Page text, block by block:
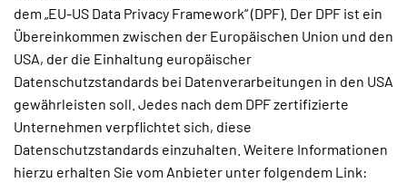
dem „EU-US Data Privacy Framework“ (DPF). Der DPF ist ein
Übereinkommen zwischen der Europäischen Union und den
USA, der die Einhaltung europäischer
Datenschutzstandards bei Datenverarbeitungen in den USA
gewährleisten soll. Jedes nach dem DPF zertifizierte
Unternehmen verpflichtet sich, diese
Datenschutzstandards einzuhalten. Weitere Informationen
hierzu erhalten Sie vom Anbieter unter folgendem Link: